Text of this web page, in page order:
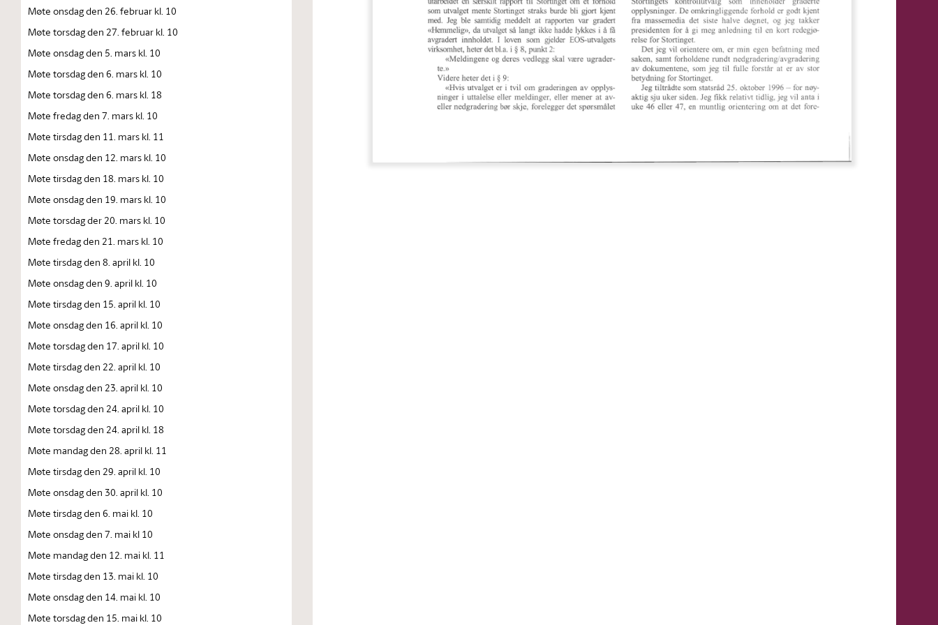
Møte onsdag den 26. februar kl. 10
Møte torsdag den 27. februar kl. 10
Møte onsdag den 5. mars kl. 10
Møte torsdag den 6. mars kl. 10
Møte torsdag den 6. mars kl. 18
Møte fredag den 7. mars kl. 10
Møte tirsdag den 11. mars kl. 11
Møte onsdag den 12. mars kl. 10
Møte tirsdag den 18. mars kl. 10
Møte onsdag den 19. mars kl. 10
Møte torsdag der 20. mars kl. 10
Møte fredag den 21. mars kl. 10
Møte tirsdag den 8. april kl. 10
Møte onsdag den 9. april kl. 10
Møte tirsdag den 15. april kl. 10
Møte onsdag den 16. april kl. 10
Møte torsdag den 17. april kl. 10
Møte tirsdag den 22. april kl. 10
Møte onsdag den 23. april kl. 10
Møte torsdag den 24. april kl. 10
Møte torsdag den 24. april kl. 18
Møte mandag den 28. april kl. 11
Møte tirsdag den 29. april kl. 10
Møte onsdag den 30. april kl. 10
Møte tirsdag den 6. mai kl. 10
Møte onsdag den 7. mai kl 10
Møte mandag den 12. mai kl. 11
Møte tirsdag den 13. mai kl. 10
Møte onsdag den 14. mai kl. 10
Møte torsdag den 15. mai kl. 10